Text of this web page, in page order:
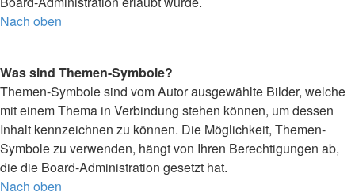
Nach oben
Was sind Themen-Symbole?
Themen-Symbole sind vom Autor ausgewählte Bilder, welche
mit einem Thema in Verbindung stehen können, um dessen
Inhalt kennzeichnen zu können. Die Möglichkeit, Themen-
Symbole zu verwenden, hängt von Ihren Berechtigungen ab,
die die Board-Administration gesetzt hat.
Nach oben